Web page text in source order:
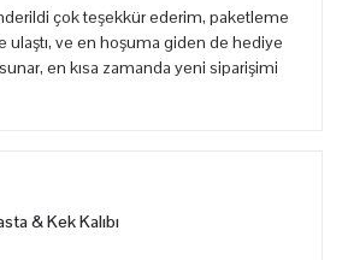
çok teşekkür ederim, paketleme
ulaştı, ve en hoşuma giden de hediye
en kısa zamanda yeni siparişimi
& Kek Kalıbı